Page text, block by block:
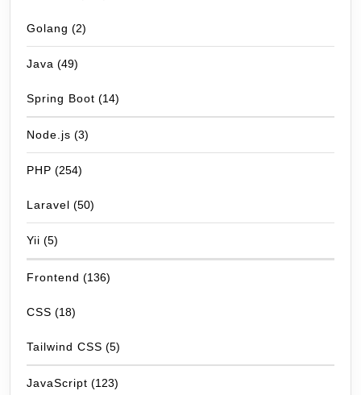
Golang (2)
Java (49)
Spring Boot (14)
Node.js (3)
PHP (254)
Laravel (50)
Yii (5)
Frontend (136)
CSS (18)
Tailwind CSS (5)
JavaScript (123)